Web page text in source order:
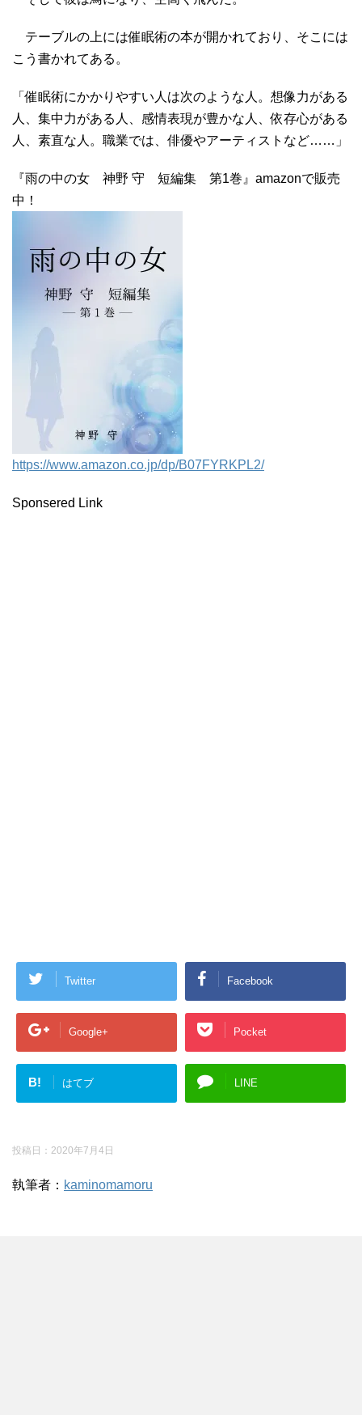
テーブルの上には催眠術の本が開かれており、そこには
こう書かれてある。
「催眠術にかかりやすい人は次のような人。想像力がある
人、集中力がある人、感情表現が豊かな人、依存心がある
人、素直な人。職業では、俳優やアーティストなど……」
『雨の中の女 神野 守 短編集 第1巻』amazonで販売
中！
https://www.amazon.co.jp/dp/B07FYRKPL2/
Sponsered Link
Twitter Facebook
Google+ Pocket
B! はてブ LINE
投稿日： 2020年7月4日
執筆者： kaminomamoru